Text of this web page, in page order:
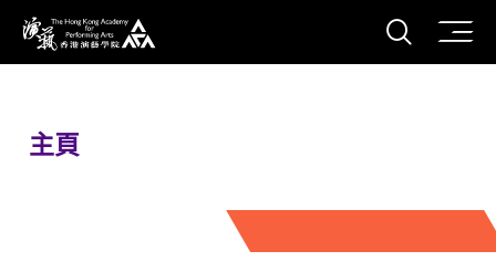
香港演藝學院
打開
主頁